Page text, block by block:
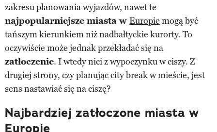
zakresu planowania wyjazdów, nawet te
najpopularniejsze miasta w Europie mogą być
tańszym kierunkiem niż nadbałtyckie kurorty. To
oczywiście może jednak przekładać się na
zatłoczenie. I wtedy nici z wypoczynku w ciszy. Z
drugiej strony, czy planując city break w mieście, jest
sens nastawiać się na ciszę?
Najbardziej zatłoczone miasta w
Europie